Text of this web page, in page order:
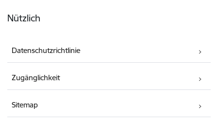
Nützlich
Datenschutzrichtlinie
Zugänglichkeit
Sitemap